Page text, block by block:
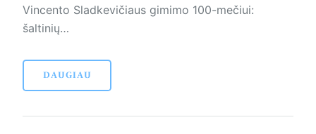
Vincento Sladkevičiaus gimimo 100-mečiui:
šaltinių…
DAUGIAU